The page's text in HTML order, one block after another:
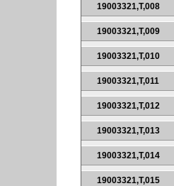
19003321,T,008
19003321,T,009
19003321,T,010
19003321,T,011
19003321,T,012
19003321,T,013
19003321,T,014
19003321,T,015